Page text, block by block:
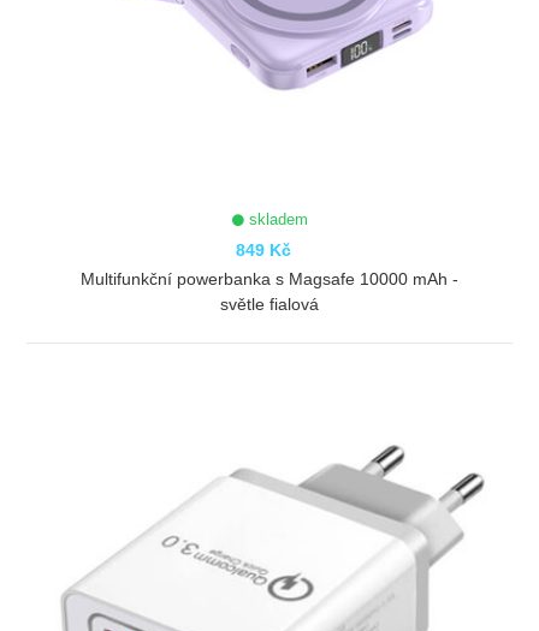
skladem
849 Kč
Multifunkční powerbanka s Magsafe 10000 mAh -
světle fialová